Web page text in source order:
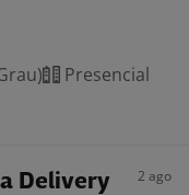
Presencial
Delivery 2 ago